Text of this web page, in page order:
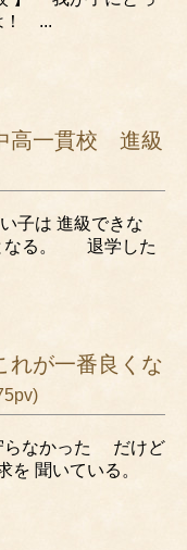
！ ...
高一貫校 進級
子は 進級できな
なる。 退学した
れが一番良くな
らなかった だけど
を 聞いている。